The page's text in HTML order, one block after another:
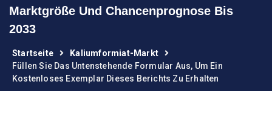
Marktgröße Und Chancenprognose Bis
2033
Startseite
Kaliumformiat-Markt
Füllen Sie Das Untenstehende Formular Aus, Um Ein
Kostenloses Exemplar Dieses Berichts Zu Erhalten